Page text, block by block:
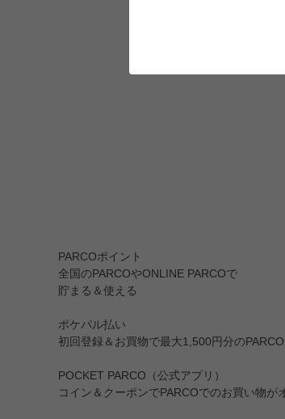
PARCOポイント
全国のPARCOやONLINE PARCOで
貯まる＆使える
ポケパル払い
初回登録＆お買物で最大1,500円分の
POCKET PARCO（公式アプリ）
コイン＆クーポンでPARCOでのお買い物が